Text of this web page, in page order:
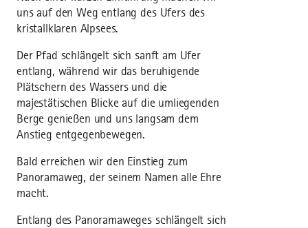
uns auf den Weg entlang des Ufers des
kristallklaren Alpsees.
Der Pfad schlängelt sich sanft am Ufer
entlang, während wir das beruhigende
Plätschern des Wassers und die
majestätischen Blicke auf die umliegenden
Berge genießen und uns langsam dem
Anstieg entgegenbewegen.
Bald erreichen wir den Einstieg zum
Panoramaweg, der seinem Namen alle Ehre
macht.
Entlang des Panoramaweges schlängelt sich